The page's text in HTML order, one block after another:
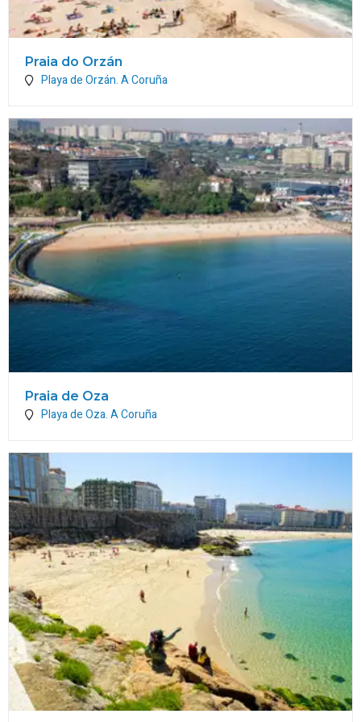
Praia do Orzán
Playa de Orzán.A Coruña
Praia de Oza
Playa de Oza.A Coruña